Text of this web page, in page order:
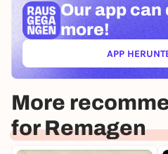
Our app can
more!
APP
More
for Remagen